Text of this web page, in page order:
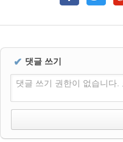
✔ 댓글 쓰기
댓글 쓰기 권한이 없습니다.